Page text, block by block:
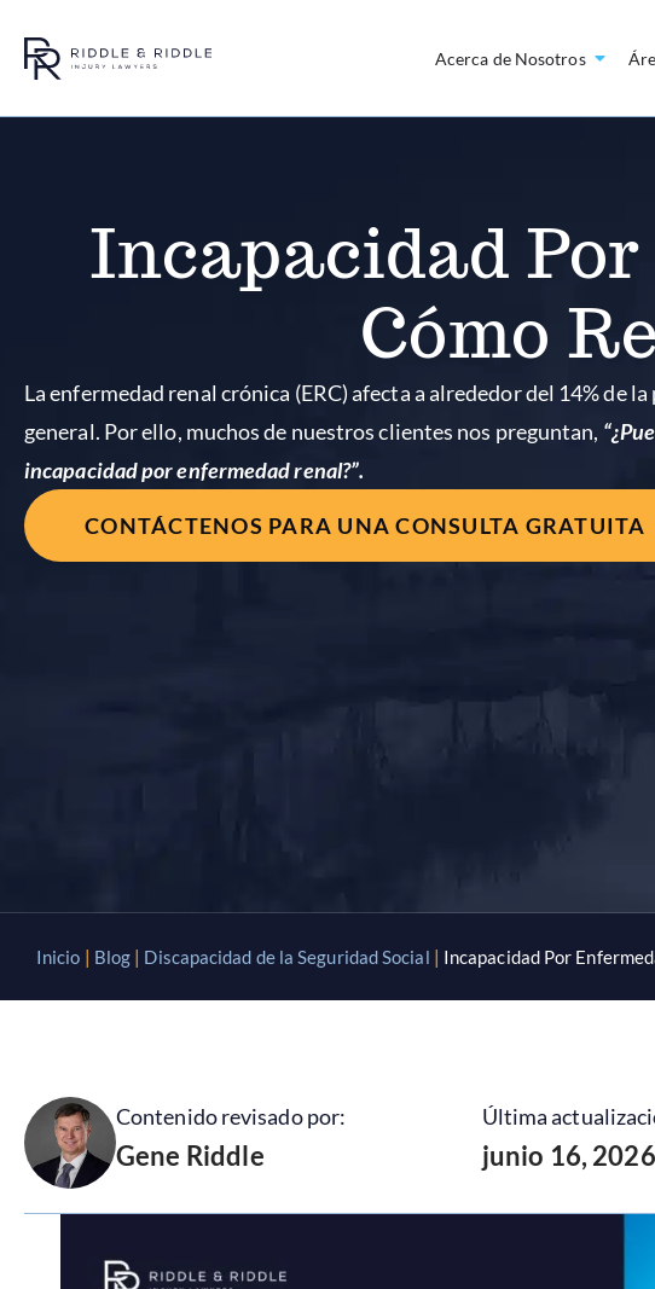
Acerca de Nosotros
Incapacidad
Cómo
La enfermedad renal crónica (ERC) afecta a alrededor del 14% de
general. Por ello, muchos de nuestros clientes nos preguntan,
incapacidad por enfermedad renal?”.
CONTÁCTENOS PARA UNA CONSULTA GRATUITA
Inicio | Blog | Discapacidad de la Seguridad Social | Incapacidad Por
Contenido revisado por:
Gene Riddle
Última
junio 16, 2026